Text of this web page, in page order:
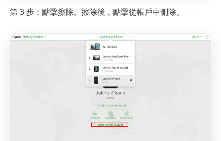
第 3 步：點擊擦除。擦除後，點擊從帳戶中刪除。